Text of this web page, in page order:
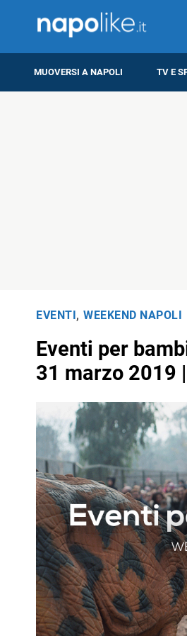
MUOVERSI A NAPOLI TV E
EVENTI , WEEKEND NAPOLI
Eventi per
31 marzo 2019